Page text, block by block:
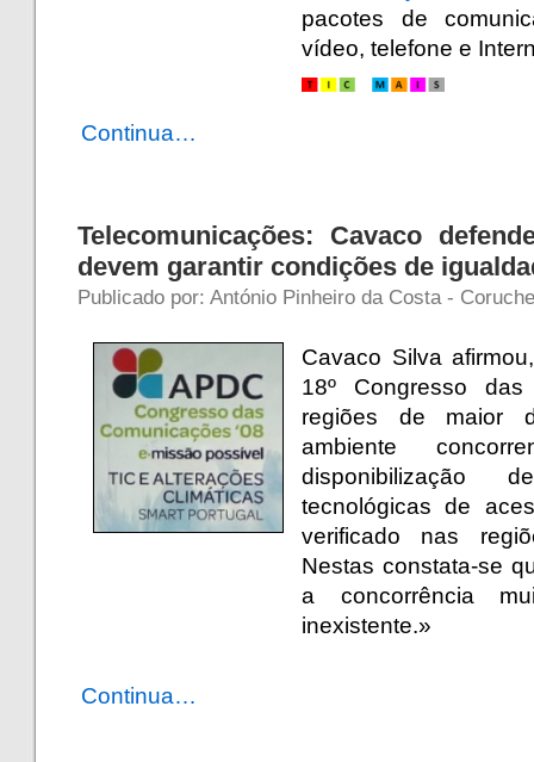
pacotes de
vídeo, telefone e
Continua…
Telecomunicações: Cavaco
devem garantir condições de
Publicado por: António Pinheiro da Costa -
Cavaco Silva
18º Congresso
regiões de maior
ambiente
disponibilização
tecnológicas de
verificado nas
Nestas constata-se
a concorrência
inexistente.»
Continua…